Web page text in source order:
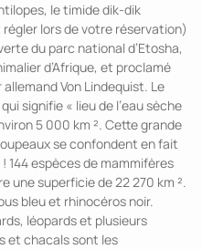
le timide dik-dik
régler lors de votre réservation)
du parc national d’Etosha,
d’Afrique, et proclamé
Von Lindequist. Le
signifie « lieu de l’eau sèche
5 000 km ². Cette grande
se confondent en fait
144 espèces de mammifères
une superficie de 22 270 km ².
bleu et rhinocéros noir.
léopards et plusieurs
et chacals sont les